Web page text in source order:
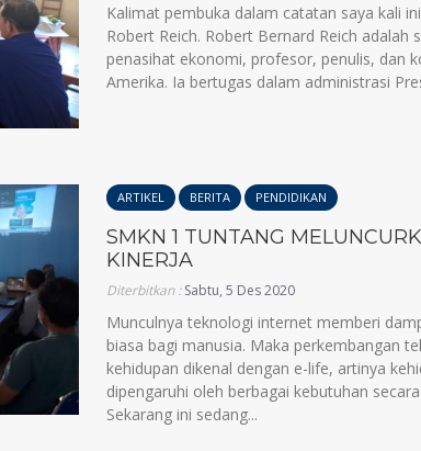
Kalimat pembuka dalam catatan saya kali
Robert Reich. Robert Bernard Reich adalah
penasihat ekonomi, profesor, penulis, dan
Amerika. Ia bertugas dalam administrasi
ARTIKEL BERITA PENDIDIKAN
SMKN 1 TUNTANG
KINERJA
Diterbitkan :Sabtu, 5 Des 2020
Munculnya teknologi internet memberi
biasa bagi manusia. Maka perkembangan
kehidupan dikenal dengan e-life, artinya
dipengaruhi oleh berbagai kebutuhan
Sekarang ini sedang...